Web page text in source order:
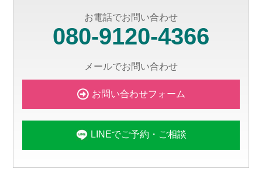
お電話でお問い合わせ
080-9120-4366
メールでお問い合わせ
お問い合わせフォーム
LINEでご予約・ご相談